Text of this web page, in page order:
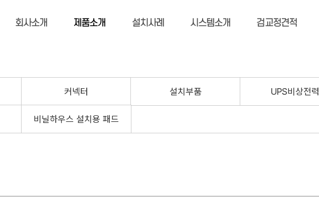
회사소개 제품소개 설치사례 시스템소개 검교정견적
커넥터 설치부품 UPS비상전력
비닐하우스 설치용 패드